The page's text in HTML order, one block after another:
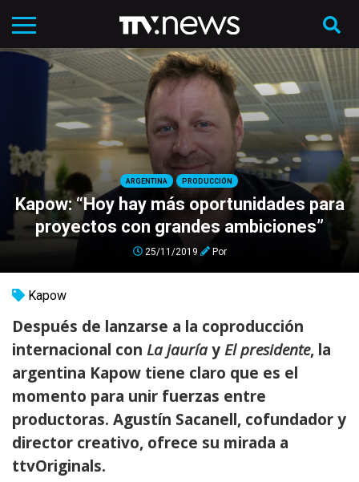
ARGENTINA PRODUCCIÓN
Kapow: “Hoy hay más oportunidades para
proyectos con grandes ambiciones”
25/11/2019 Por
Kapow
Después de lanzarse a la coproducción
internacional con La jauríayEl presidente, la
argentina Kapow tiene claro que es el
momento para unir fuerzas entre
productoras. Agustín Sacanell, cofundador y
director creativo, ofrece su mirada a
ttvOriginals.